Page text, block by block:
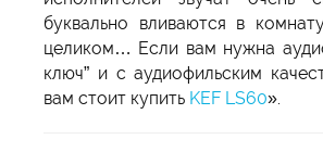
буквально вливаются в
целиком… Если вам нужна
ключ” и с аудиофильским
вам стоит купить KEF LS60».